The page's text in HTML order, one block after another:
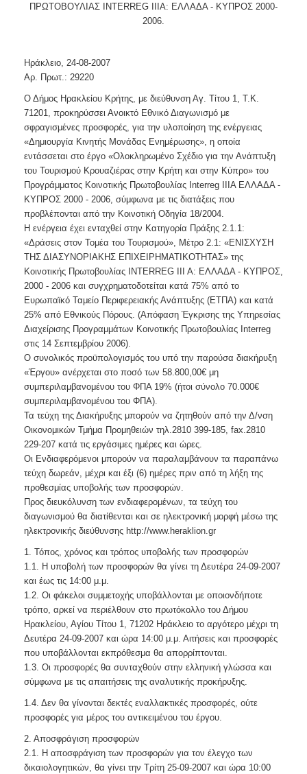
ΠΡΩΤΟΒΟΥΛΙΑΣ INTERREG IIIΑ: ΕΛΛΑΔΑ - ΚΥΠΡΟΣ 2000-
2006.
Ηράκλειο, 24-08-2007
Αρ. Πρωτ.: 29220
Ο Δήμος Ηρακλείου Κρήτης, με διεύθυνση Αγ. Τίτου 1, Τ.Κ.
71201, προκηρύσσει Ανοικτό Εθνικό Διαγωνισμό με
σφραγισμένες προσφορές, για την υλοποίηση της ενέργειας
«Δημιουργία Κινητής Μονάδας Ενημέρωσης», η οποία
εντάσσεται στο έργο «Ολοκληρωμένο Σχέδιο για την Ανάπτυξη
του Τουρισμού Κρουαζιέρας στην Κρήτη και στην Κύπρο» του
Προγράμματος Κοινοτικής Πρωτοβουλίας Interreg IIIA ΕΛΛΑΔΑ -
ΚΥΠΡΟΣ 2000 - 2006, σύμφωνα με τις διατάξεις που
προβλέπονται από την Κοινοτική Οδηγία 18/2004.
Η ενέργεια έχει ενταχθεί στην Κατηγορία Πράξης 2.1.1:
«Δράσεις στον Τομέα του Τουρισμού», Μέτρο 2.1: «ΕΝΙΣΧΥΣΗ
ΤΗΣ ΔΙΑΣΥΝΟΡΙΑΚΗΣ ΕΠΙΧΕΙΡΗΜΑΤΙΚΟΤΗΤΑΣ» της
Κοινοτικής Πρωτοβουλίας INTERREG III A: ΕΛΛΑΔΑ - ΚΥΠΡΟΣ,
2000 - 2006 και συγχρηματοδοτείται κατά 75% από το
Ευρωπαϊκό Ταμείο Περιφερειακής Ανάπτυξης (ΕΤΠΑ) και κατά
25% από Εθνικούς Πόρους. (Απόφαση Έγκρισης της Υπηρεσίας
Διαχείρισης Προγραμμάτων Κοινοτικής Πρωτοβουλίας Interreg
στις 14 Σεπτεμβρίου 2006).
Ο συνολικός προϋπολογισμός του υπό την παρούσα διακήρυξη
«Έργου» ανέρχεται στο ποσό των 58.800,00€ μη
συμπεριλαμβανομένου του ΦΠΑ 19% (ήτοι σύνολο 70.000€
συμπεριλαμβανομένου του ΦΠΑ).
Τα τεύχη της Διακήρυξης μπορούν να ζητηθούν από την Δ/νση
Οικονομικών Τμήμα Προμηθειών τηλ.2810 399-185, fax.2810
229-207 κατά τις εργάσιμες ημέρες και ώρες.
Οι Ενδιαφερόμενοι μπορούν να παραλαμβάνουν τα παραπάνω
τεύχη δωρεάν, μέχρι και έξι (6) ημέρες πριν από τη λήξη της
προθεσμίας υποβολής των προσφορών.
Προς διευκόλυνση των ενδιαφερομένων, τα τεύχη του
διαγωνισμού θα διατίθενται και σε ηλεκτρονική μορφή μέσω της
ηλεκτρονικής διεύθυνσης http://www.heraklion.gr
1. Τόπος, χρόνος και τρόπος υποβολής των προσφορών
1.1. Η υποβολή των προσφορών θα γίνει τη Δευτέρα 24-09-2007
και έως τις 14:00 μ.μ.
1.2. Οι φάκελοι συμμετοχής υποβάλλονται με οποιονδήποτε
τρόπο, αρκεί να περιέλθουν στο πρωτόκολλο του Δήμου
Ηρακλείου, Αγίου Τίτου 1, 71202 Ηράκλειο το αργότερο μέχρι τη
Δευτέρα 24-09-2007 και ώρα 14:00 μ.μ. Αιτήσεις και προσφορές
που υποβάλλονται εκπρόθεσμα θα απορρίπτονται.
1.3. Οι προσφορές θα συνταχθούν στην ελληνική γλώσσα και
σύμφωνα με τις απαιτήσεις της αναλυτικής προκήρυξης.
1.4. Δεν θα γίνονται δεκτές εναλλακτικές προσφορές, ούτε
προσφορές για μέρος του αντικειμένου του έργου.
2. Αποσφράγιση προσφορών
2.1. Η αποσφράγιση των προσφορών για τον έλεγχο των
δικαιολογητικών, θα γίνει την Τρίτη 25-09-2007 και ώρα 10:00